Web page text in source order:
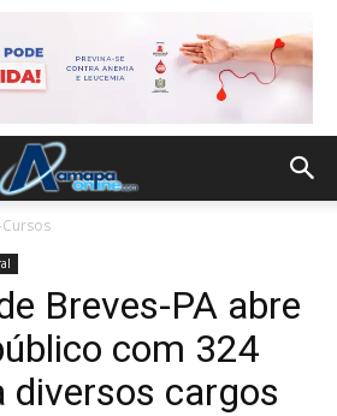
Breves-PA abre
com 324
diversos cargos